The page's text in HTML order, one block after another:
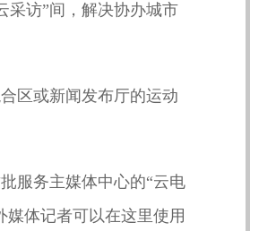
采访”间，解决协办城市
区或新闻发布厅的运动
服务主媒体中心的“云电
媒体记者可以在这里使用